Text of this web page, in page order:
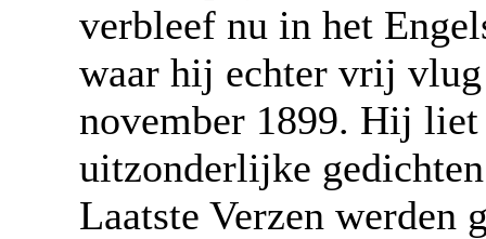
verbleef nu in het
waar hij echter vrij
november 1899. Hij
uitzonderlijke
Laatste Verzen werden